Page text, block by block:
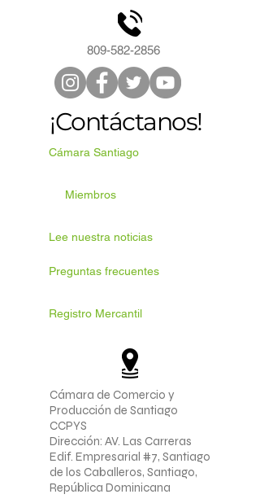
809-582-2856
¡Contáctanos!
Cámara Santiago
Miembros
Lee nuestra noticias
Preguntas frecuentes
Registro Mercantil
Cámara de Comercio y
Producción de Santiago
CCPYS
Dirección: AV. Las Carreras
Edif. Empresarial #7, Santiago
de los Caballeros, Santiago,
República Dominicana